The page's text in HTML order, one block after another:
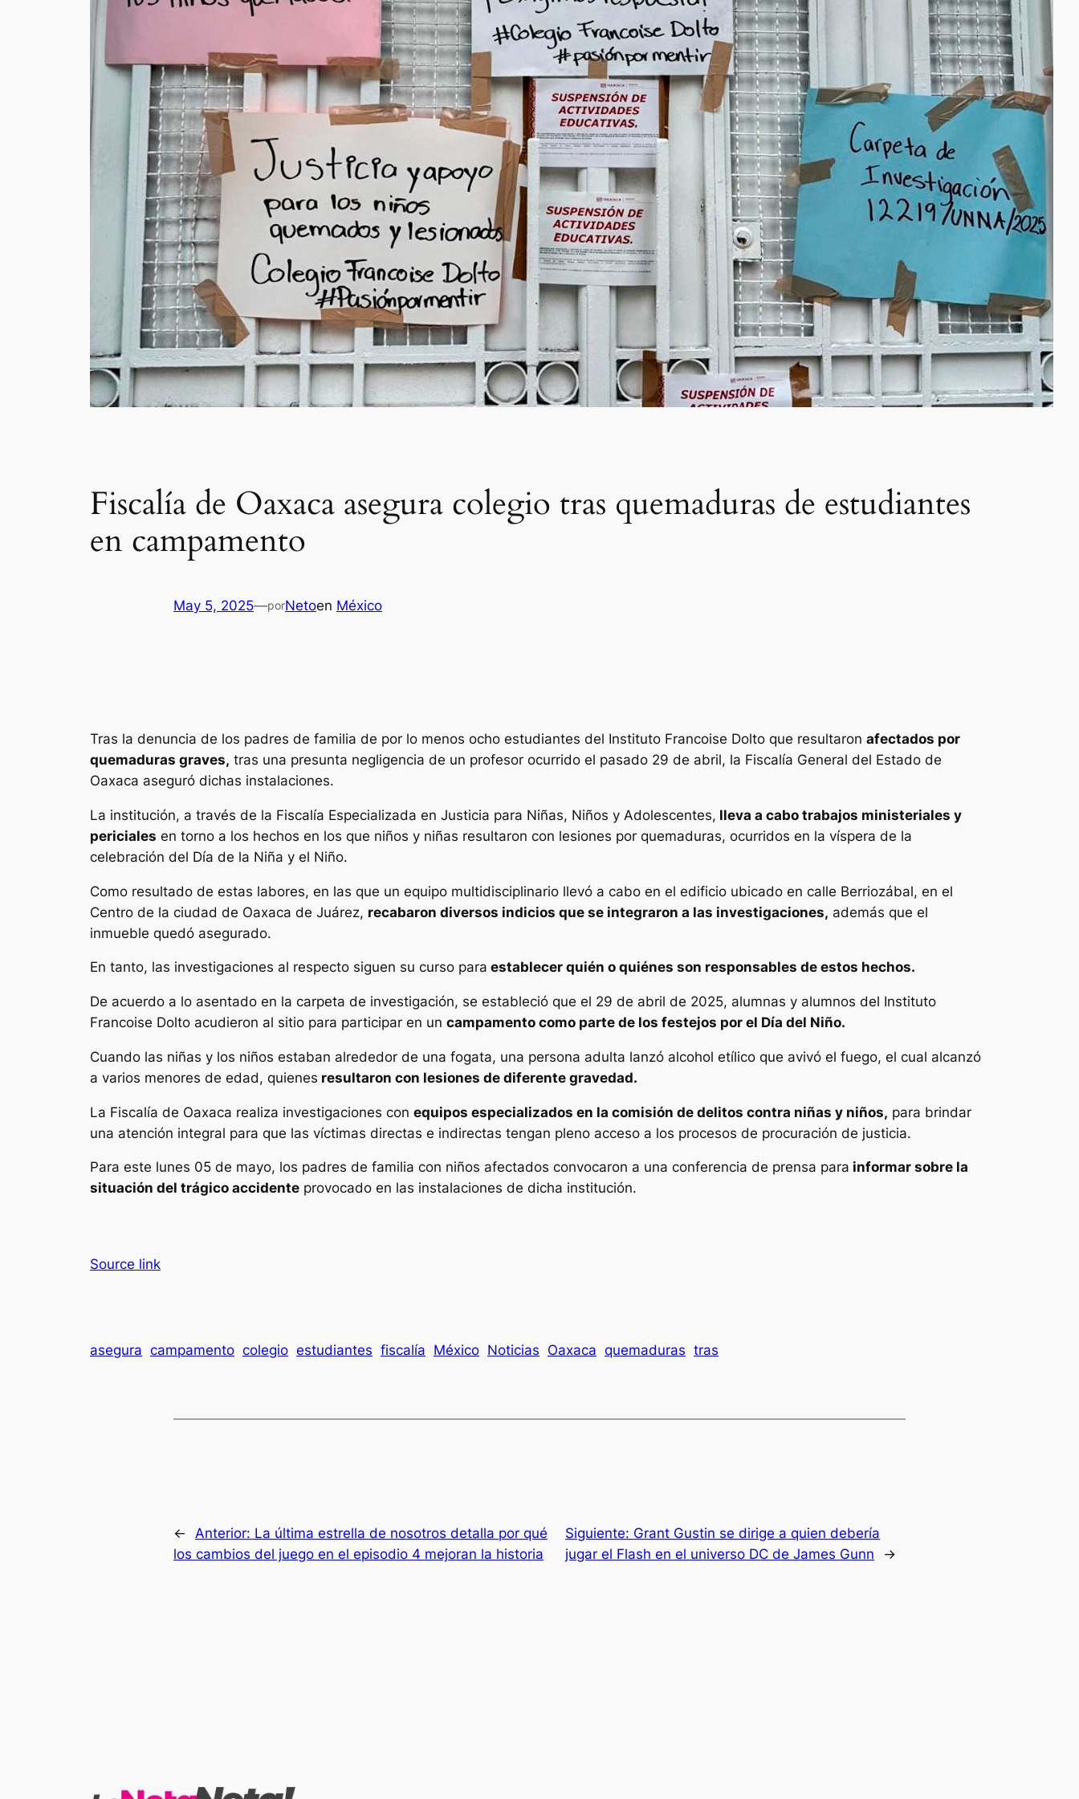
Fiscalía de Oaxaca asegura colegio tras quemaduras de estudiantes
en campamento
May 5, 2025—porNetoen México
Tras la denuncia de los padres de familia de por lo menos ocho estudiantes del Instituto Francoise Dolto que resultaron afectados por
quemaduras graves, tras una presunta negligencia de un profesor ocurrido el pasado 29 de abril, la Fiscalía General del Estado de
Oaxaca aseguró dichas instalaciones.
La institución, a través de la Fiscalía Especializada en Justicia para Niñas, Niños y Adolescentes, lleva a cabo trabajos ministeriales y
periciales en torno a los hechos en los que niños y niñas resultaron con lesiones por quemaduras, ocurridos en la víspera de la
celebración del Día de la Niña y el Niño.
Como resultado de estas labores, en las que un equipo multidisciplinario llevó a cabo en el edificio ubicado en calle Berriozábal, en el
Centro de la ciudad de Oaxaca de Juárez, recabaron diversos indicios que se integraron a las investigaciones, además que el
inmueble quedó asegurado.
En tanto, las investigaciones al respecto siguen su curso para establecer quién o quiénes son responsables de estos hechos.
De acuerdo a lo asentado en la carpeta de investigación, se estableció que el 29 de abril de 2025, alumnas y alumnos del Instituto
Francoise Dolto acudieron al sitio para participar en un campamento como parte de los festejos por el Día del Niño.
Cuando las niñas y los niños estaban alrededor de una fogata, una persona adulta lanzó alcohol etílico que avivó el fuego, el cual alcanzó
a varios menores de edad, quienes resultaron con lesiones de diferente gravedad.
La Fiscalía de Oaxaca realiza investigaciones con equipos especializados en la comisión de delitos contra niñas y niños, para brindar
una atención integral para que las víctimas directas e indirectas tengan pleno acceso a los procesos de procuración de justicia.
Para este lunes 05 de mayo, los padres de familia con niños afectados convocaron a una conferencia de prensa para informar sobre la
situación del trágico accidente provocado en las instalaciones de dicha institución.
Source link
asegura campamento colegio estudiantes fiscalía México Noticias Oaxaca quemaduras tras
← Anterior: La última estrella de nosotros detalla por qué
los cambios del juego en el episodio 4 mejoran la historia
Siguiente: Grant Gustin se dirige a quien debería
jugar el Flash en el universo DC de James Gunn
→